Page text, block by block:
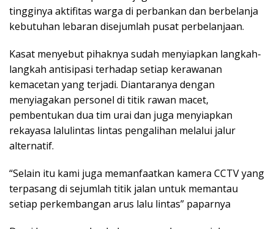
tingginya aktifitas warga di perbankan dan berbelanja
kebutuhan lebaran disejumlah pusat perbelanjaan.
Kasat menyebut pihaknya sudah menyiapkan langkah-
langkah antisipasi terhadap setiap kerawanan
kemacetan yang terjadi. Diantaranya dengan
menyiagakan personel di titik rawan macet,
pembentukan dua tim urai dan juga menyiapkan
rekayasa lalulintas lintas pengalihan melalui jalur
alternatif.
“Selain itu kami juga memanfaatkan kamera CCTV yang
terpasang di sejumlah titik jalan untuk memantau
setiap perkembangan arus lalu lintas” paparnya